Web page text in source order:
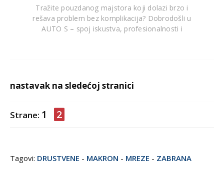
Tražite pouzdanog majstora koji dolazi brzo i
rešava problem bez komplikacija? Dobrodošli u
AUTO S – spoj iskustva, profesionalnosti i
nastavak na sledećoj stranici
Strane: 1 2
Tagovi: DRUSTVENE - MAKRON - MREZE - ZABRANA